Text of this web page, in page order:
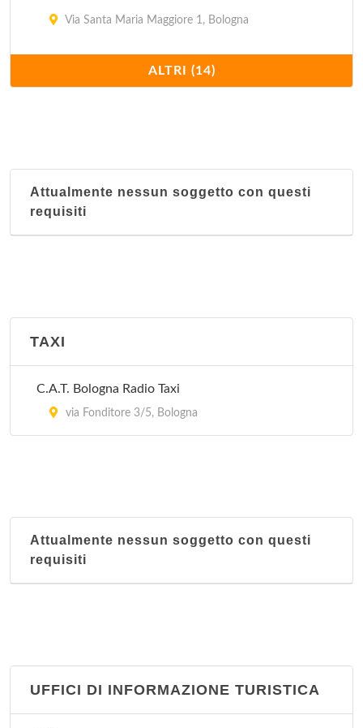
Via Santa Maria Maggiore 1, Bologna
Nucleo territoriale Reno
Via Battindarno 123, Bologna
Nucleo territoriale San Vitale
ALTRI (14)
Attualmente nessun soggetto con questi
requisiti
TAXI
C.A.T. Bologna Radio Taxi
via Fonditore 3/5, Bologna
Attualmente nessun soggetto con questi
requisiti
UFFICI DI INFORMAZIONE TURISTICA